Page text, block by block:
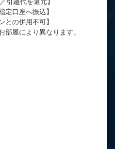
口座へ振込】
との併用不可】
屋により異なります。